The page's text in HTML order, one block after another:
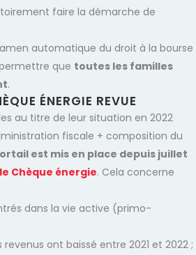
faire la démarche de
automatique du droit à la bourse
que toutes les familles
.
ÉNERGIE REVUE
au titre de leur situation en 2022
fiscale + composition du
est mis en place depuis juillet
le Chèque énergie. Cela concerne
dans la vie active (primo-
ont baissé entre 2021 et 2022 ;